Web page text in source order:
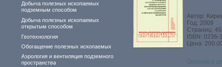
Добыча полезных ископаемых
подземным способом
Добыча полезных ископаемых
открытым способом
Геотехнология
Обогащение полезных ископаемых
Аэрология и вентиляция подземного
пространства
Автор:
Год: 2009
Страниц: 45
ISBN: 0236-
Цена:
Огранка и